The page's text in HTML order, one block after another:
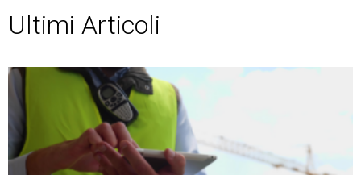
Ultimi Articoli